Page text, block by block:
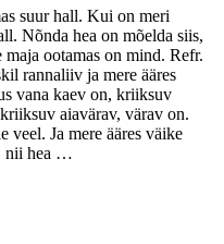
suur hall. Kui on meri
Nõnda hea on mõelda siis,
ootamas on mind. Refr.
rannaliiv ja mere ääres
vana kaev on, kriiksuv
aiavärav, värav on.
veel. Ja mere ääres väike
nii hea …